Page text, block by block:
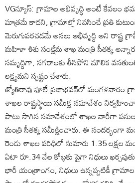
VGన్యూస్: గ్రామాల అభివృద్ధి అంటే కేవలం
మాత్రమే కాదని, గ్రామాల్లో నివసించే ప్రతి
మెరుగుపరచడమే అసలు అభివృద్ధి అని
మహిళా శిశు సంక్షేమ శాఖ మంత్రి సీతక్క
సమృద్ధిగా, నగరాలకు తీసిపోని మౌలిక వసతులతో
లక్ష్యమని స్పష్టం చేశారు.
జ్యోతిరావు పూలే ప్రజాభవన్‌లో మంగళవారం
శాఖల రాష్ట్రస్థాయి సమీక్ష సమావేశం
పాటు సాగిన సమావేశంలో శాఖల వారీగా పనుల
మంత్రి సీతక్క సమీక్షించారు. ఈ సందర్భంగా
రెండు శాఖల పరిధిలో సుమారు 1.35 లక్షల
ఏటా రూ.34 వేల కోట్లకు పైగా నిధులు
భారీ యంత్రాంగం, నిధులు ఉన్నప్పటికీ గ్రామాల